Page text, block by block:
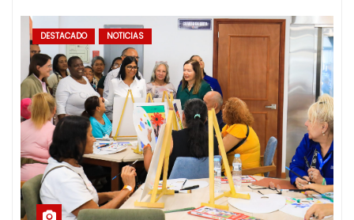
DESTACADO NOTICIAS